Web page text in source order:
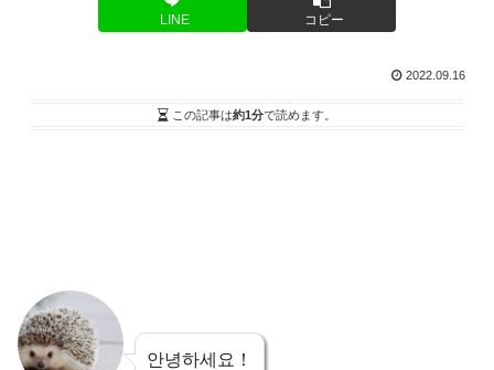
LINE コピー
2022.09.16
この記事は約1分で読めます。
안녕하세요！